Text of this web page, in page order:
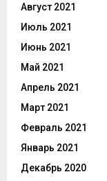
Август 2021
Июль 2021
Июнь 2021
Май 2021
Апрель 2021
Март 2021
Февраль 2021
Январь 2021
Декабрь 2020